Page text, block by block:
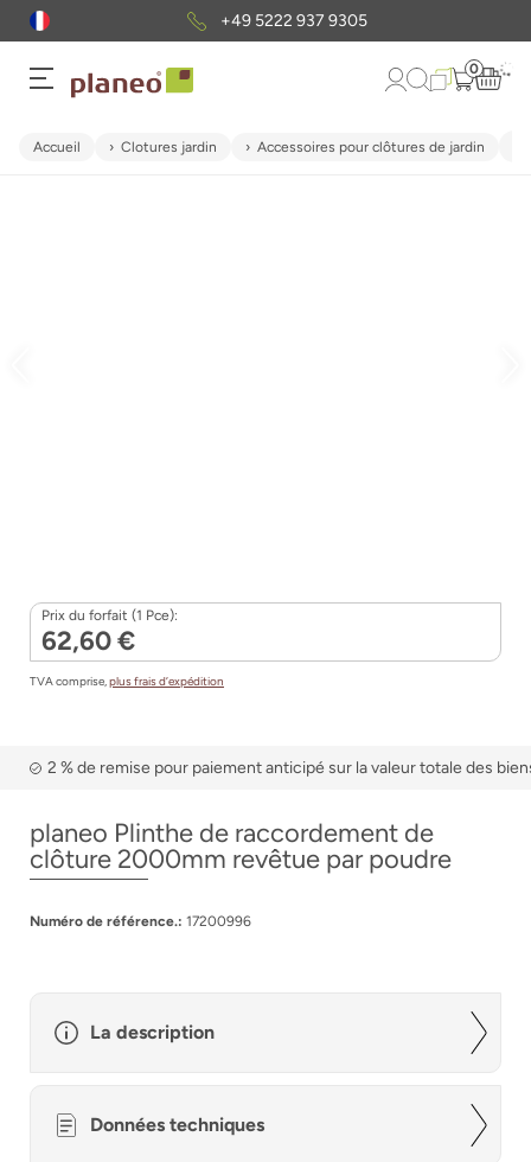
+49 5222 937 9305
0
Accueil Clotures jardin Accessoires pour clôtures de jardin
Prix du forfait (1 Pce):
62,60 €
TVA comprise,plus frais d’expédition
2 % de remise pour paiement anticipé sur la valeur totale des
planeo Plinthe de raccordement de
clôture 2000mm revêtue par poudre
Numéro de référence.: 17200996
La description
Données techniques